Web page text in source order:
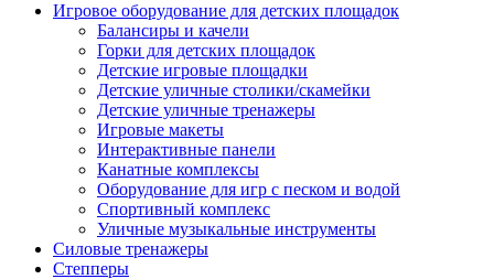
Игровое оборудование для детских площадок
Балансиры и качели
Горки для детских площадок
Детские игровые площадки
Детские уличные столики/скамейки
Детские уличные тренажеры
Игровые макеты
Интерактивные панели
Канатные комплексы
Оборудование для игр с песком и водой
Спортивный комплекс
Уличные музыкальные инструменты
Силовые тренажеры
Степперы